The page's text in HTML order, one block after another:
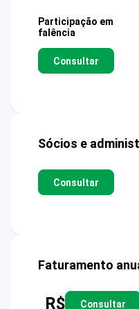
Participação em
falência
Consultar
Sócios e
Consultar
Faturamento
R$ Consultar